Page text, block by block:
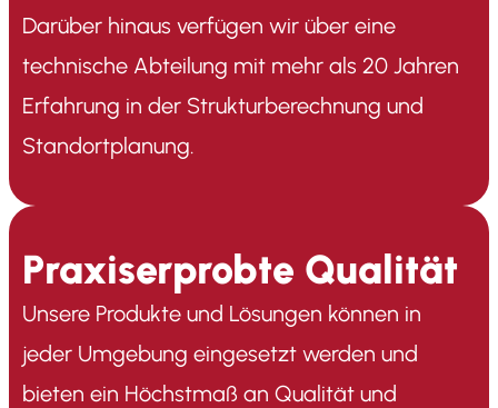
Darüber hinaus verfügen wir über eine
technische Abteilung mit mehr als 20 Jahren
Erfahrung in der Strukturberechnung und
Standortplanung.
Praxiserprobte Qualität
Unsere Produkte und Lösungen können in
jeder Umgebung eingesetzt werden und
bieten ein Höchstmaß an Qualität und